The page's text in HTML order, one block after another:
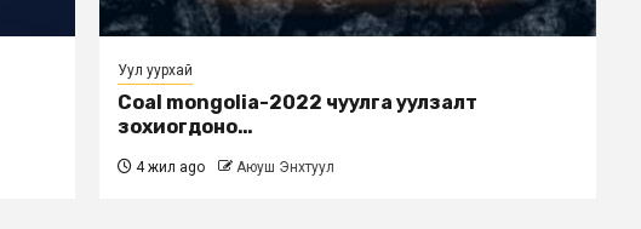
Уул уурхай
Coal mongolia-2022 чуулга уулзалт
зохиогдоно…
4 жил ago Аюуш Энхтуул